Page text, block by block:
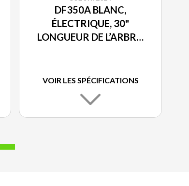
DF350A BLANC,
ÉLECTRIQUE, 30"
LONGUEUR DE L’ARBRE,
VOIR LES SPÉCIFICATIONS